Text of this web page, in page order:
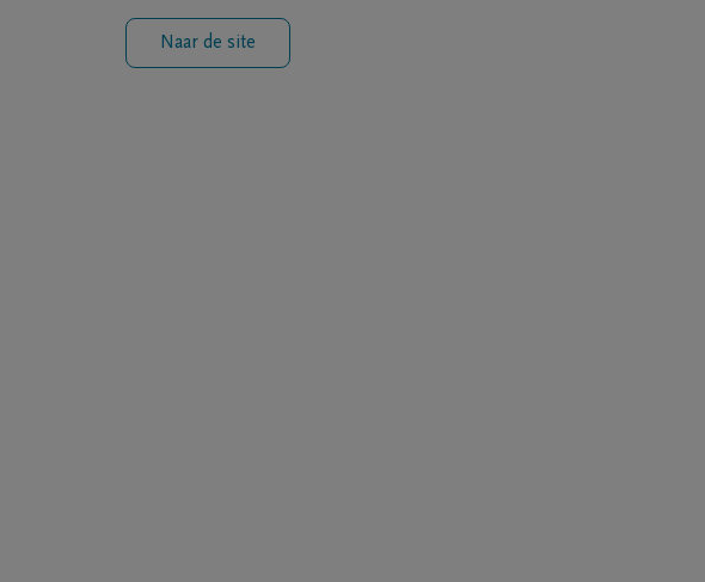
Naar de site